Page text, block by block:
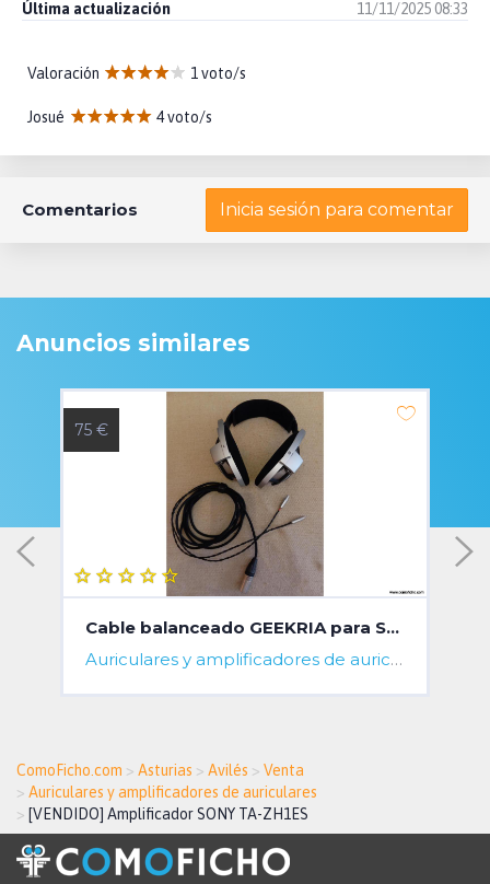
Última actualización 11/11/2025 08:33
Valoración 1 voto/s
Josué 4 voto/s
Inicia sesión para comentar
Comentarios
Anuncios similares
Madrid, Spain
75 €
Cable balanceado GEEKRIA para Sennheiser HD800/-S
Auriculares y amplificadores de auriculares
ComoFicho.com > Asturias > Avilés > Venta
> Auriculares y amplificadores de auriculares
> [VENDIDO] Amplificador SONY TA-ZH1ES